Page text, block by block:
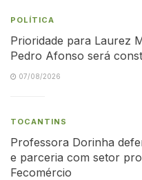
POLÍTICA
Prioridade para Laurez
Pedro Afonso será
07/08/2026
TOCANTINS
Professora Dorinha
e parceria com setor
Fecomércio